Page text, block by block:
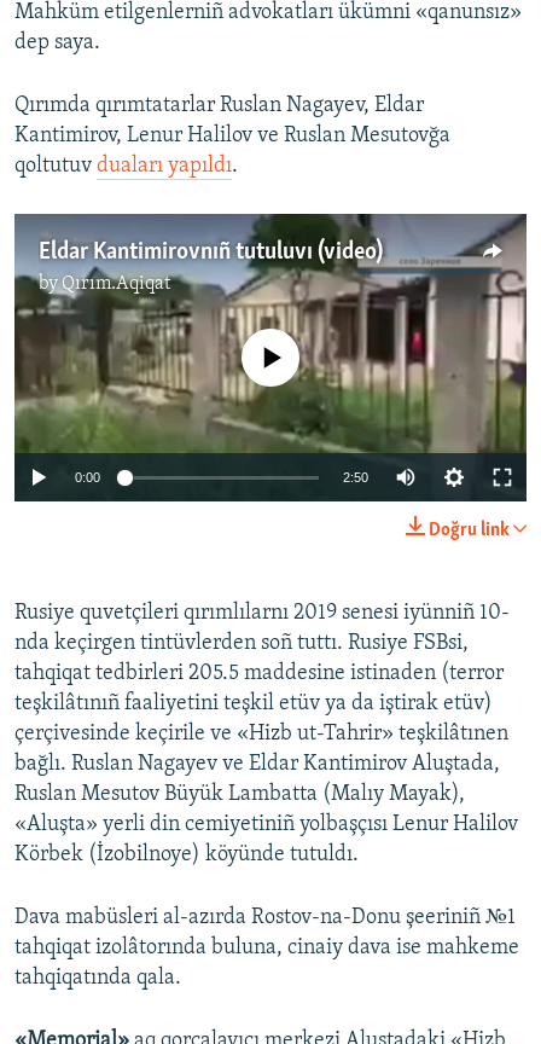
Mahküm etilgenlerniñ advokatları ükümni «qanunsız»
dep saya.
Qırımda qırımtatarlar Ruslan Nagayev, Eldar
Kantimirov, Lenur Halilov ve Ruslan Mesutovğa
qoltutuv duaları yapıldı.
Eldar Kantimirovnıñ tutuluvı (video)
by Qırım.Aqiqat
No media source currently available
0:00 2:50
Doğru link
Rusiye quvetçileri qırımlılarnı 2019 senesi iyünniñ 10-
nda keçirgen tintüvlerden soñ tuttı. Rusiye FSBsi,
tahqiqat tedbirleri 205.5 maddesine istinaden (terror
teşkilâtınıñ faaliyetini teşkil etüv ya da iştirak etüv)
çerçivesinde keçirile ve «Hizb ut-Tahrir» teşkilâtınen
bağlı. Ruslan Nagayev ve Eldar Kantimirov Aluştada,
Ruslan Mesutov Büyük Lambatta (Malıy Mayak),
«Aluşta» yerli din cemiyetiniñ yolbaşçısı Lenur Halilov
Körbek (İzobilnoye) köyünde tutuldı.
Dava mabüsleri al-azırda Rostov-na-Donu şeeriniñ №1
tahqiqat izolâtorında buluna, cinaiy dava ise mahkeme
tahqiqatında qala.